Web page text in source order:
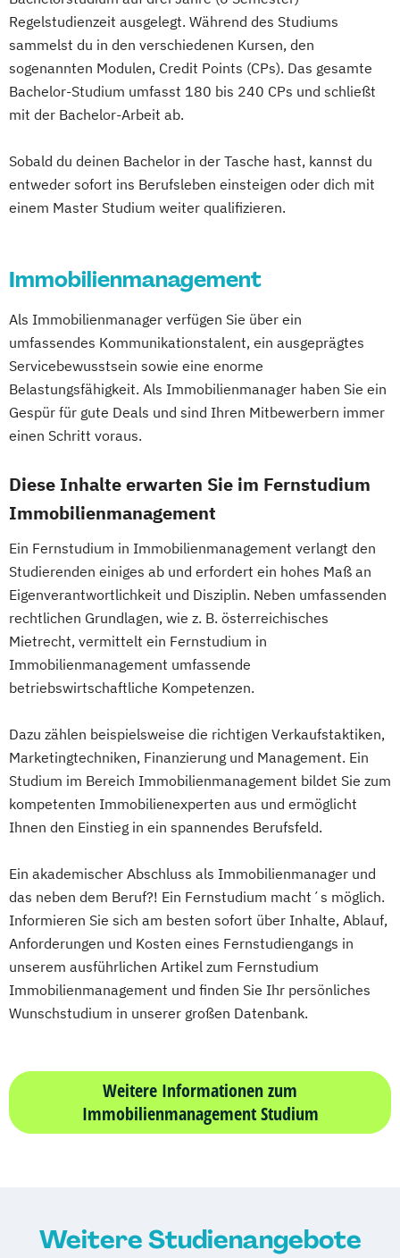
Kindheitspädagogik
Kindheitspädagogik für Erzieher:innen
Kommunikationsdesign
Kommunikationspsychologie
Kultur- und Medienpädagogik
Logistikmanagement
Logopädie
MBA - Human Resource Management
Management (DE/EN)
Marketing
Marketing und digitale Medien
Marketingmanagement
Maschinenbau
Master of Business Administration (DE/EN)
Mechatronik
Mediation und Konfliktmanagement
Mediendesign
Medizinische Informatik Medizintechnik
Modemanagement
Nachhaltiges Management New Work
Online Marketing
Online Marketing (DE/EN)
Online-Marketing und E-Commerce
Personalentwicklung
Personalmanagement
Personalmanagement (DE/EN)
Physiotherapie
Product Management (DE/EN)
Produktdesign
Projektmanagement (DE/EN)
Public Management
Public Management für
Verwaltungsfachangestellte
Public Relations und Kommunikation
Pädagogik Pädagogik
Bildungsberatung und Leitung
Robotics (DE/EN)
Social Media
Softwareentwicklung (DE/EN)
Sozialpädagogik und Inklusion
International Business Management
Internationaler Restrukturierungs- &
Marketing und
Kommunikationsmanagement
Kultur- und Veranstaltungsmanagement
Web Engineering & IT Solutions
Wirtschaftspsychologie 4.0
Kommunikations- und Betriebspsychologie
Kommunikationswirtschaft
Marketing & Sales
Organisations- & Personalentwicklung
Unternehmensführung – Entrepreneurship
Urban Tourism & Visitor Economy
Management
Regelstudienzeit ausgelegt. Während des Studiums
sammelst du in den verschiedenen Kursen, den
sogenannten Modulen, Credit Points (CPs). Das gesamte
Bachelor-Studium umfasst 180 bis 240 CPs und schließt
mit der Bachelor-Arbeit ab.
Sobald du deinen Bachelor in der Tasche hast, kannst du
entweder sofort ins Berufsleben einsteigen oder dich mit
einem Master Studium weiter qualifizieren.
Immobilienmanagement
Als Immobilienmanager verfügen Sie über ein
umfassendes Kommunikationstalent, ein ausgeprägtes
Servicebewusstsein sowie eine enorme
Belastungsfähigkeit. Als Immobilienmanager haben Sie ein
Gespür für gute Deals und sind Ihren Mitbewerbern immer
einen Schritt voraus.
Diese Inhalte erwarten Sie im Fernstudium
Immobilienmanagement
Ein Fernstudium in Immobilienmanagement verlangt den
Studierenden einiges ab und erfordert ein hohes Maß an
Eigenverantwortlichkeit und Disziplin. Neben umfassenden
rechtlichen Grundlagen, wie z. B. österreichisches
Mietrecht, vermittelt ein Fernstudium in
Immobilienmanagement umfassende
betriebswirtschaftliche Kompetenzen.
Dazu zählen beispielsweise die richtigen Verkaufstaktiken,
Marketingtechniken, Finanzierung und Management. Ein
Studium im Bereich Immobilienmanagement bildet Sie zum
kompetenten Immobilienexperten aus und ermöglicht
Ihnen den Einstieg in ein spannendes Berufsfeld.
Ein akademischer Abschluss als Immobilienmanager und
das neben dem Beruf?! Ein Fernstudium macht´s möglich.
Informieren Sie sich am besten sofort über Inhalte, Ablauf,
Anforderungen und Kosten eines Fernstudiengangs in
unserem ausführlichen Artikel zum Fernstudium
Immobilienmanagement und finden Sie Ihr persönliches
Wunschstudium in unserer großen Datenbank.
Weitere Informationen zum
Immobilienmanagement Studium
Weitere Studienangebote